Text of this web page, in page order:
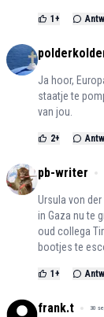
1 +
Ja hoor,
staatje te
van jou.
2+
pb-writer
Ursula von
in Gaza nu te
oud collega
bootjes te
1 +
frank.t 30